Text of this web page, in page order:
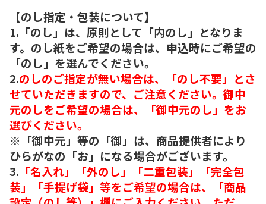
【のし指定・包装について】
1.「のし」は、原則として「内のし」となりま
す。のし紙をご希望の場合は、申込時にご希望の
「のし」を選んでください。
2.のしのご指定が無い場合は、「のし不要」とさ
せていただきますので、ご注意ください。御中
元のしをご希望の場合は、「御中元のし」をお
選びください。
※「御中元」等の「御」は、商品提供者により
ひらがなの「お」になる場合がございます。
3. 「名入れ」「外のし」「二重包装」「完全包
装」「手提げ袋」等をご希望の場合は、「商品